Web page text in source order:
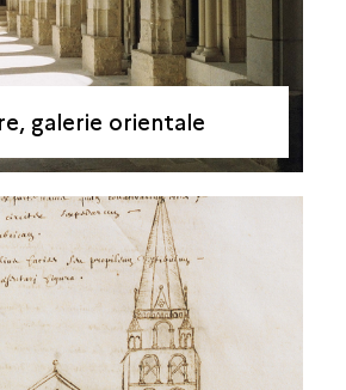
galerie orientale